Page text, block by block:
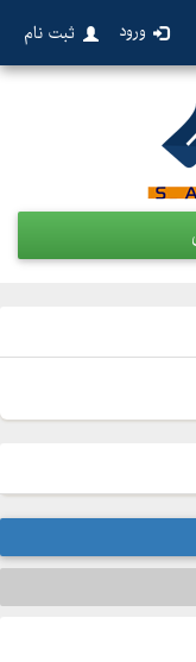
ورود ثبت نام